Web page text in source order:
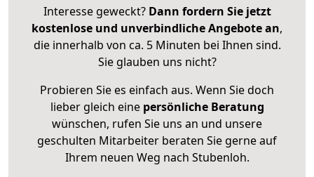
Interesse geweckt? Dann fordern Sie jetzt
kostenlose und unverbindliche Angebote an,
die innerhalb von ca. 5 Minuten bei Ihnen sind.
Sie glauben uns nicht?
Probieren Sie es einfach aus. Wenn Sie doch
lieber gleich eine persönliche Beratung
wünschen, rufen Sie uns an und unsere
geschulten Mitarbeiter beraten Sie gerne auf
Ihrem neuen Weg nach Stubenloh.